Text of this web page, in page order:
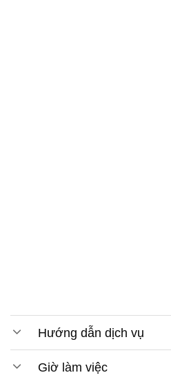
Hướng dẫn dịch vụ
Giờ làm việc